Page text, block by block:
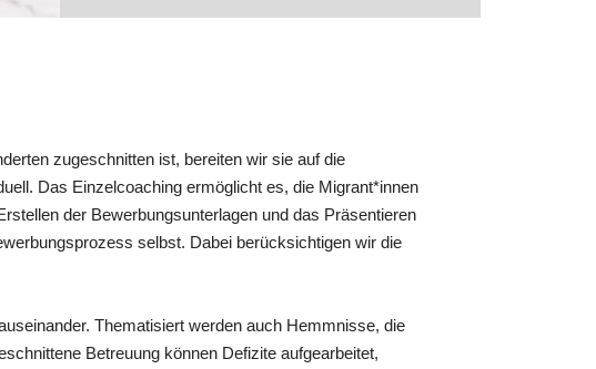
zugeschnitten ist, bereiten wir sie auf die
Das Einzelcoaching ermöglicht es, die Migrant*innen
der Bewerbungsunterlagen und das Präsentieren
selbst. Dabei berücksichtigen wir die
Thematisiert werden auch Hemmnisse, die
Betreuung können Defizite aufgearbeitet,